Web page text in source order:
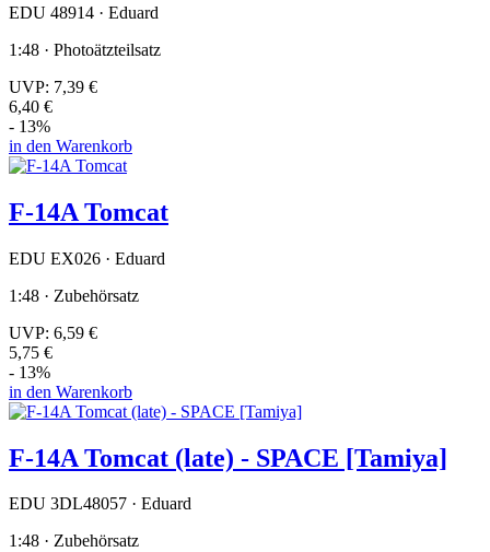
EDU 48914 · Eduard
1:48 · Photoätzteilsatz
UVP: 7,39 €
6,40 €
- 13%
in den Warenkorb
F-14A Tomcat
EDU EX026 · Eduard
1:48 · Zubehörsatz
UVP: 6,59 €
5,75 €
- 13%
in den Warenkorb
F-14A Tomcat (late) - SPACE [Tamiya]
EDU 3DL48057 · Eduard
1:48 · Zubehörsatz